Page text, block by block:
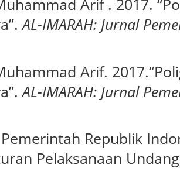
Arif . 2017.
AL-IMARAH: Jurnal
Arif.
AL-IMARAH: Jurnal
Republik
Pelaksanaan